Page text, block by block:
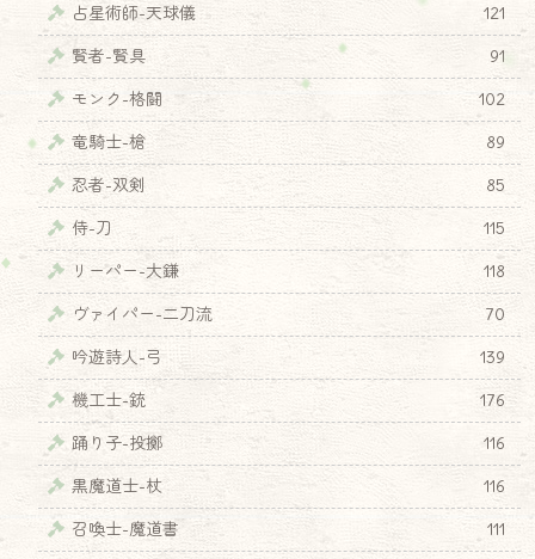
占星術師-天球儀
121
賢者-賢具
91
モンク-格闘
102
竜騎士-槍
89
忍者-双剣
85
侍-刀
115
リーパー-大鎌
118
ヴァイパー-二刀流
70
吟遊詩人-弓
139
機工士-銃
176
踊り子-投擲
116
黒魔道士-杖
116
召喚士-魔道書
111